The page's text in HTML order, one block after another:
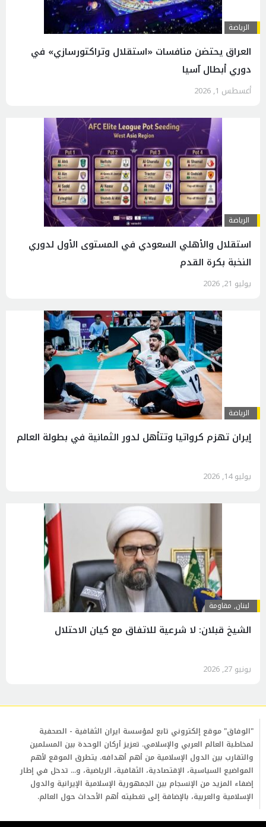
الرياضة
العراق يحتضن منافسات «استقلال وتراكتورسازي» في
دوري أبطال آسيا
أغسطس 1, 2026
الرياضة
استقلال والأهلي السعودي في المستوى الأول لدوري
النخبة بكرة القدم
يوليو 21, 2026
الرياضة
إيران تهزم كرواتيا وتتأهل لدور الثمانية في بطولة العالم
يوليو 14, 2026
لبنان, مقاومة
الشيخ قبلان: لا شرعية للاتفاق مع كيان الاحتلال
يونيو 27, 2026
"الوفاق" موقع إلكتروني تابع لمؤسسة ايران الثقافية - الصحفية
لمخاطبة العالم العربي والإسلامي. تعزيز أركان الوحدة بين المسلمين
والتقارب بين الدول الإسلامية من أهم أهدافه. يتطرق الموقع لأهم
المواضيع السياسية، الإقتصادية، الثقافية، الرياضية، و... تدخل في إطار
إضفاء المزيد من الإنسجام بين الجمهورية الإسلامية الإيرانية والدول
الإسلامية والعربية، بالإضافة إلى تغطيته أهم الأحداث حول العالم.